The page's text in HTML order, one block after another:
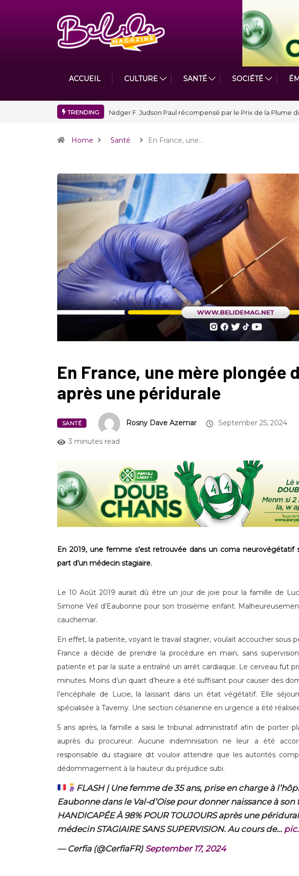
ACCUEIL CULTURE SANTÉ SOCIÉTÉ
TRENDING Nidger F. Judson Paul récompensé par le Prix de la Plume
Home Santé En France, une…
En France, une mère plongée
après une péridurale
SANTÉ Rosny Dave Azemar September 25, 2024
3 minutes read
En 2019, une femme s’est retrouvée dans un coma
part d’un médecin stagiaire.
Le 10 Août 2019 aurait dû être un jour de joie pour la famille de
Simone Veil d’Eaubonne pour son troisième enfant.
cauchemar.
En effet, la patiente, voyant le travail stagner, voulait accoucher sous
France a décidé de prendre la procédure en main, sans
patiente et par la suite a entraîné un arrêt cardiaque. Le cerveau fut
minutes. Moins d’un quart d’heure a été suffisant pour causer des
l’encéphale de Lucie, la laissant dans un état végétatif. Elle
spécialisée à Taverny. Une section césarienne en urgence a été
5 ans après, la famille a saisi le tribunal administratif afin de porter
auprès du procureur. Aucune indemnisation ne leur a été
responsable du stagiaire dit vouloir attendre que les autorités
dédommagement à la hauteur du préjudice subi.
FLASH | Une femme de 35 ans, prise en charge à
Eaubonne dans le Val-d’Oise pour donner naissance à
HANDICAPÉE À 98% POUR TOUJOURS après une
médecin STAGIAIRE SANS SUPERVISION. Au cours de…
— Cerfia (@CerfiaFR) September 17, 2024